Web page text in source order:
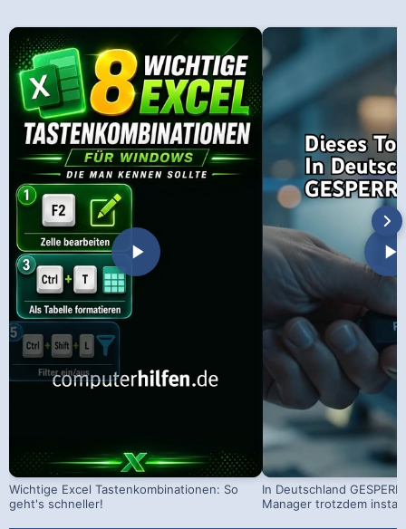
Wichtige Excel Tastenkombinationen: So
geht's schneller!
In Deutschland
Manager trotzdem